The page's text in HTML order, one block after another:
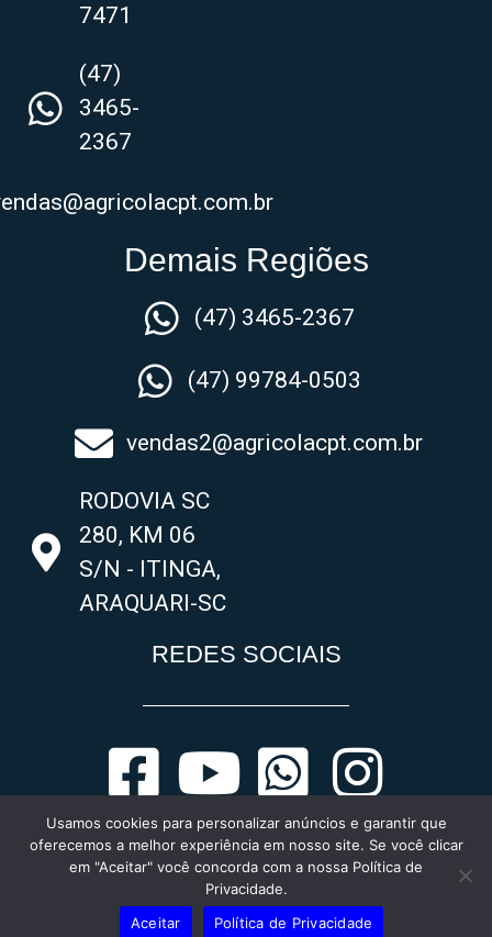
7471
(47)
3465-
2367
Demais Regiões
(47) 3465-2367
(47) 99784-0503
vendas2@agricolacpt.com.br
RODOVIA SC
280, KM 06
S/N - ITINGA,
ARAQUARI-SC
REDES SOCIAIS
Usamos cookies para personalizar anúncios e garantir que
oferecemos a melhor experiência em nosso site. Se você clicar
em "Aceitar" você concorda com a nossa Política de
Privacidade.
Aceitar
Política de Privacidade